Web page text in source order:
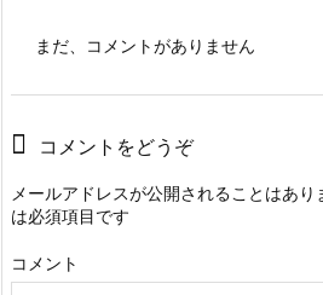
まだ、コメントがありません
コメントをどうぞ
メールアドレスが公開されることはあり
は必須項目です
コメント